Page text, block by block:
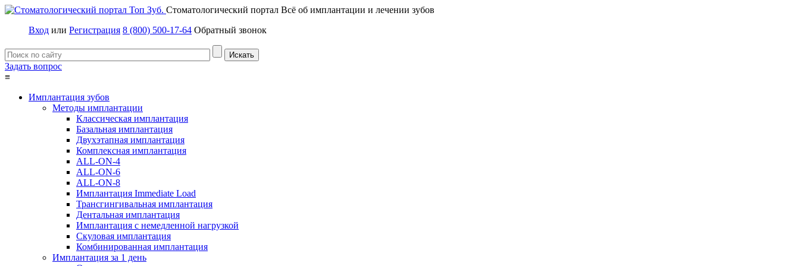
Стоматологический портал Всё об имплантации и лечении зубов
Вход или Регистрация 8 (800) 500-17-64 Обратный звонок
Задать вопрос
≡
Имплантация зубов
Методы имплантации
Классическая имплантация
Базальная имплантация
Двухэтапная имплантация
Комплексная имплантация
ALL-ON-4
ALL-ON-6
ALL-ON-8
Имплантация Immediate Load
Трансгингивальная имплантация
Дентальная имплантация
Имплантация с немедленной нагрузкой
Скуловая имплантация
Комбинированная имплантация
Имплантация за 1 день